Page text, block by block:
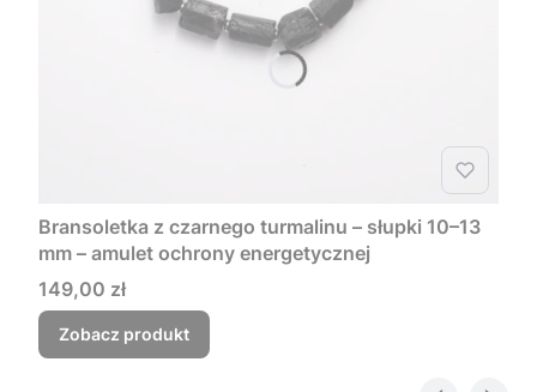
Bransoletka z czarnego turmalinu – słupki 10–13
mm – amulet ochrony energetycznej
Cena
149,00 zł
Zobacz produkt